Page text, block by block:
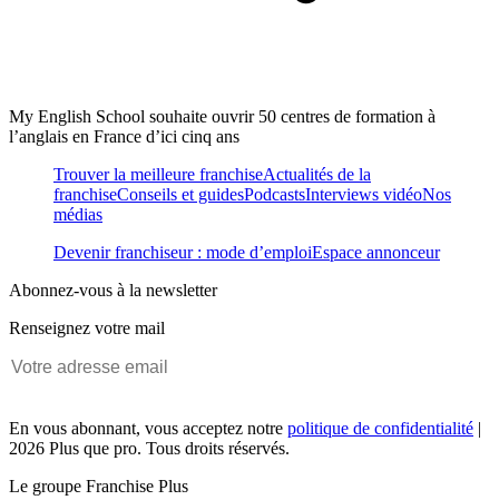
My English School souhaite ouvrir 50 centres de formation à
l’anglais en France d’ici cinq ans
Trouver la meilleure franchiseActualités de la
franchiseConseils et guidesPodcastsInterviews vidéoNos
médias
Devenir franchiseur : mode d’emploiEspace annonceur
Abonnez-vous à la newsletter
Renseignez votre mail
En vous abonnant, vous acceptez notre politique de confidentialité |
2026 Plus que pro. Tous droits réservés.
Le groupe Franchise Plus